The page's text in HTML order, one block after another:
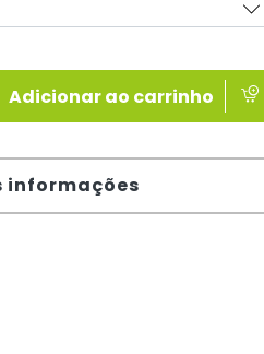
Adicionar ao carrinho
informações